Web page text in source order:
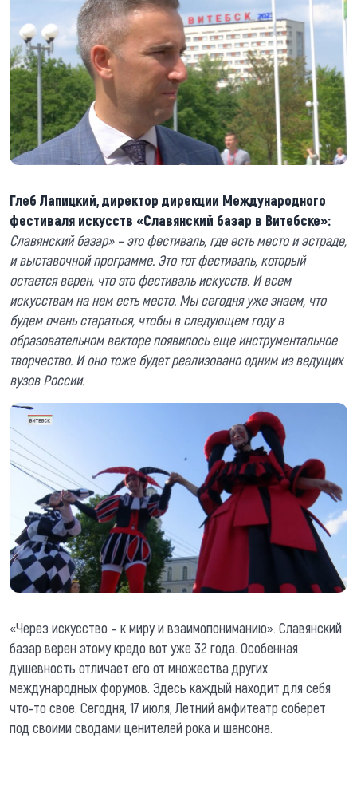
Глеб Лапицкий, директор дирекции Международного
фестиваля искусств «Славянский базар в Витебске»:
Славянский базар» – это фестиваль, где есть место и эстраде,
и выставочной программе. Это тот фестиваль, который
остается верен, что это фестиваль искусств. И всем
искусствам на нем есть место. Мы сегодня уже знаем, что
будем очень стараться, чтобы в следующем году в
образовательном векторе появилось еще инструментальное
творчество. И оно тоже будет реализовано одним из ведущих
вузов России.
«Через искусство – к миру и взаимопониманию». Славянский
базар верен этому кредо вот уже 32 года. Особенная
душевность отличает его от множества других
международных форумов. Здесь каждый находит для себя
что-то свое. Сегодня, 17 июля, Летний амфитеатр соберет
под своими сводами ценителей рока и шансона.